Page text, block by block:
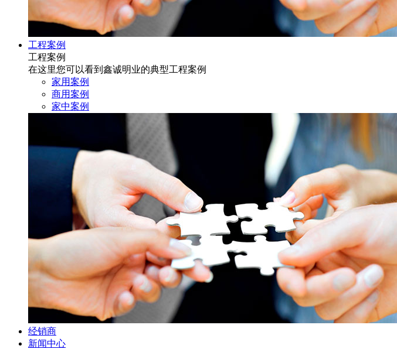
工程案例
工程案例
在这里您可以看到鑫诚明业的典型工程案例
家用案例
商用案例
家中案例
经销商
新闻中心